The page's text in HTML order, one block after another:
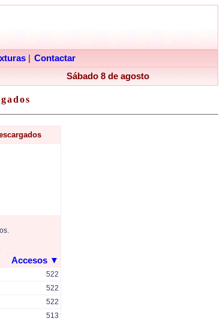
Contactar
Sábado 8 de agosto
Accesos ▼
522
522
522
513